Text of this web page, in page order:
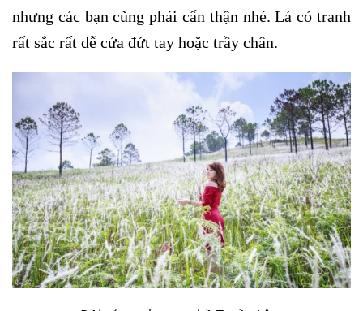
nhưng các bạn cũng phải cẩn thận nhé. Lá cỏ tranh
rất sắc rất dễ cứa đứt tay hoặc trầy chân.